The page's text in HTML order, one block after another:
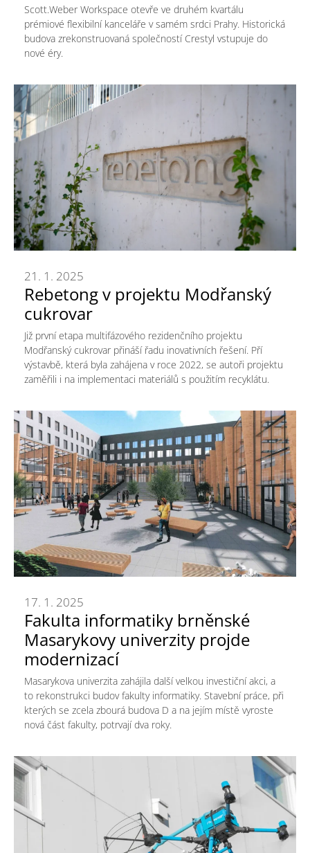
Scott.Weber Workspace otevře ve druhém kvartálu
prémiové flexibilní kanceláře v samém srdci Prahy. Historická
budova zrekonstruovaná společností Crestyl vstupuje do
nové éry.
Rebetong v projektu Modřanský
cukrovar
21. 1. 2025
Již první etapa multifázového rezidenčního projektu
Modřanský cukrovar přináší řadu inovativních řešení. Pří
výstavbě, která byla zahájena v roce 2022, se autoři projektu
zaměřili i na implementaci materiálů s použitím recyklátu.
Fakulta informatiky brněnské
Masarykovy univerzity projde
modernizací
17. 1. 2025
Masarykova univerzita zahájila další velkou investiční akci, a
to rekonstrukci budov fakulty informatiky. Stavební práce, při
kterých se zcela zbourá budova D a na jejím místě vyroste
nová část fakulty, potrvají dva roky.